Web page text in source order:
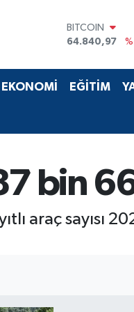
BITCOIN
64.840,97
EURO
55,2510
GRAM ALTIN
13.779
%-14
EKONOMİ EĞİTİM
bin
araç sayısı